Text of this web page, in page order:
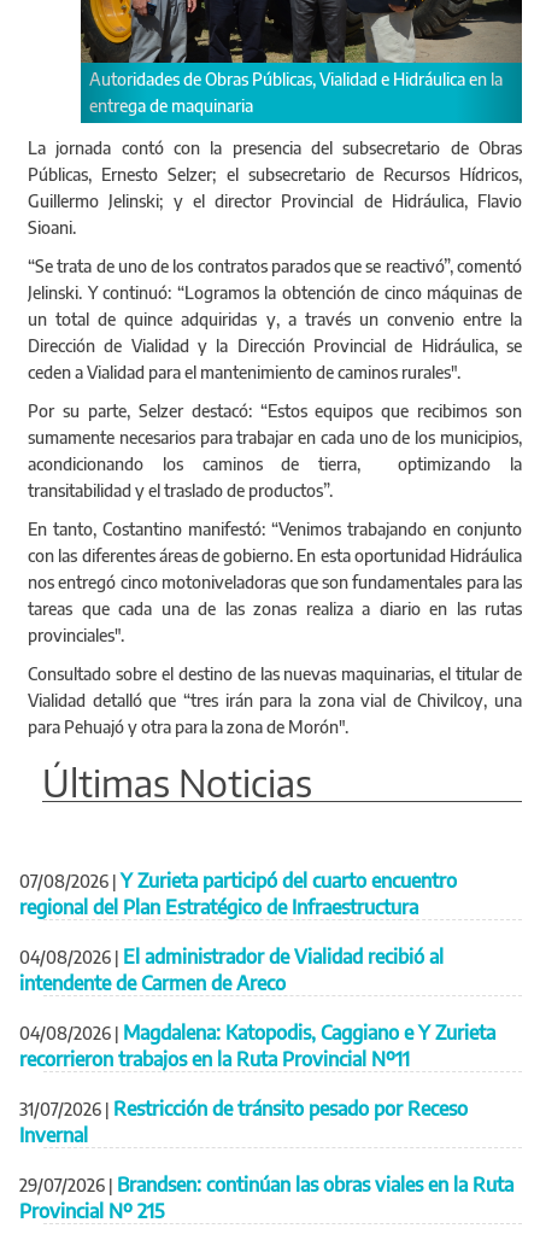
Obras Públicas, Vialidad e Hidráulica en la
trabajos en caminos
La jornada contó con la presencia del subsecretario de Obras
Públicas, Ernesto Selzer; el subsecretario de Recursos Hídricos,
Guillermo Jelinski; y el director Provincial de Hidráulica, Flavio
Sioani.
“Se trata de uno de los contratos parados que se reactivó”, comentó
Jelinski. Y continuó: “Logramos la obtención de cinco máquinas de
un total de quince adquiridas y, a través un convenio entre la
Dirección de Vialidad y la Dirección Provincial de Hidráulica, se
ceden a Vialidad para el mantenimiento de caminos rurales".
Por su parte, Selzer destacó: “Estos equipos que recibimos son
sumamente necesarios para trabajar en cada uno de los municipios,
acondicionando los caminos de tierra, optimizando la
transitabilidad y el traslado de productos”.
En tanto, Costantino manifestó: “Venimos trabajando en conjunto
con las diferentes áreas de gobierno. En esta oportunidad Hidráulica
nos entregó cinco motoniveladoras que son fundamentales para las
tareas que cada una de las zonas realiza a diario en las rutas
provinciales".
Consultado sobre el destino de las nuevas maquinarias, el titular de
Vialidad detalló que “tres irán para la zona vial de Chivilcoy, una
para Pehuajó y otra para la zona de Morón".
Últimas Noticias
07/08/2026 | Y Zurieta participó del cuarto encuentro
regional del Plan Estratégico de Infraestructura
04/08/2026 | El administrador de Vialidad recibió al
intendente de Carmen de Areco
04/08/2026 | Magdalena: Katopodis, Caggiano e Y Zurieta
recorrieron trabajos en la Ruta Provincial Nº11
31/07/2026 | Restricción de tránsito pesado por Receso
Invernal
29/07/2026 | Brandsen: continúan las obras viales en la Ruta
Provincial Nº 215